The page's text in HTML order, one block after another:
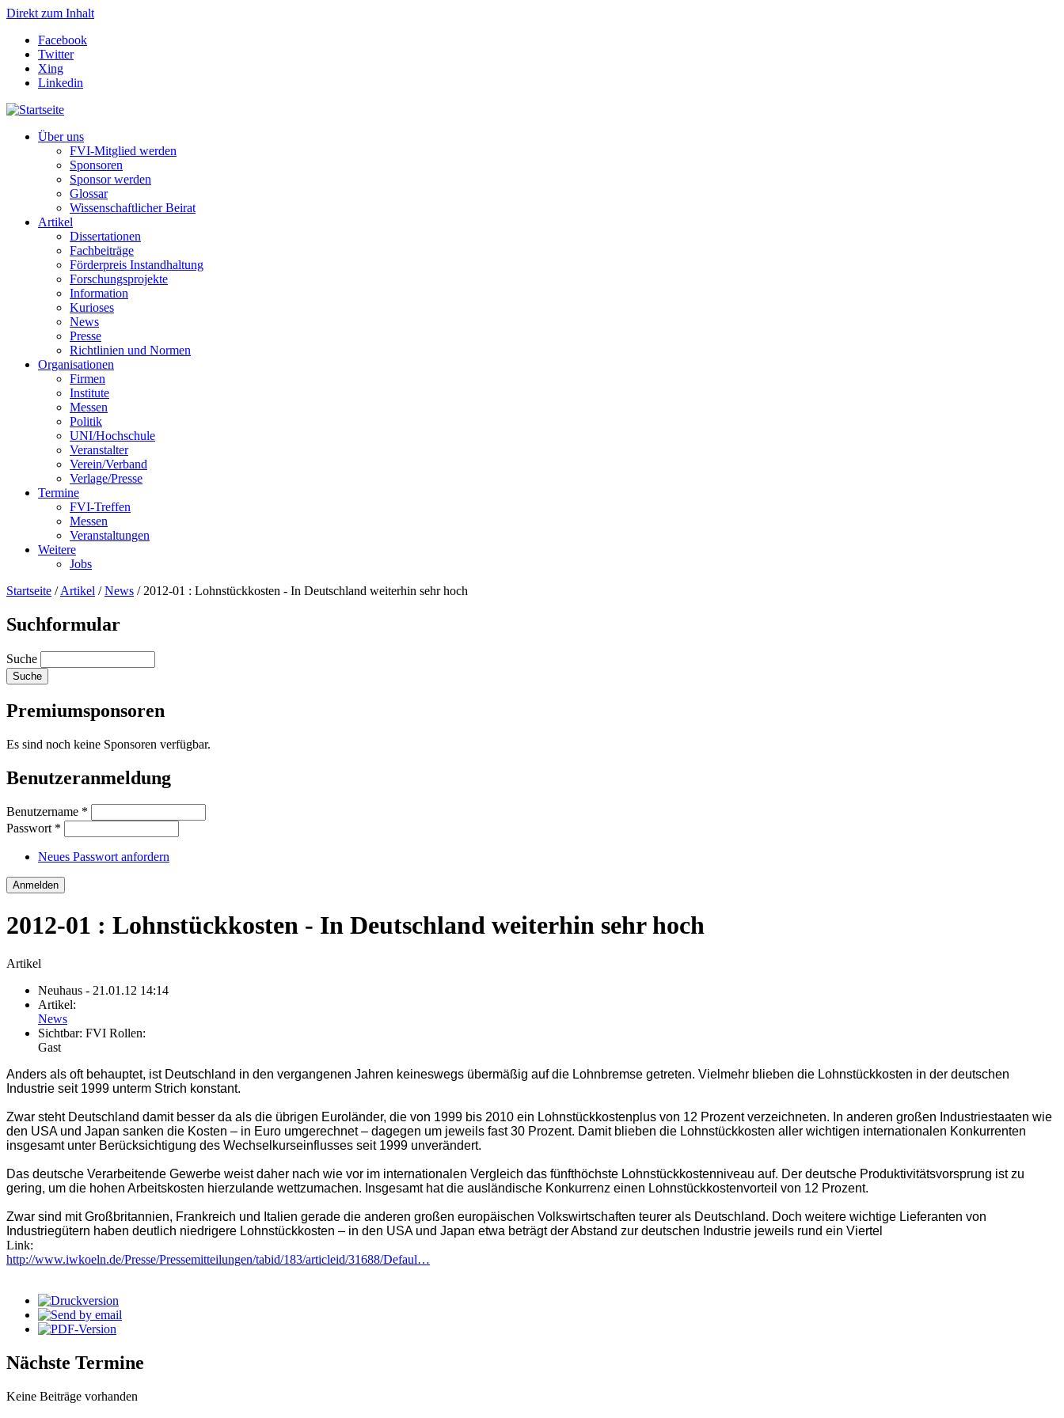
Direkt zum Inhalt
Facebook
Twitter
Xing
Linkedin
Über uns
FVI-Mitglied werden
Sponsoren
Sponsor werden
Glossar
Wissenschaftlicher Beirat
Artikel
Dissertationen
Fachbeiträge
Förderpreis Instandhaltung
Forschungsprojekte
Information
Kurioses
News
Presse
Richtlinien und Normen
Organisationen
Firmen
Institute
Messen
Politik
UNI/Hochschule
Veranstalter
Verein/Verband
Verlage/Presse
Termine
FVI-Treffen
Messen
Veranstaltungen
Weitere
Jobs
Startseite /Artikel /News / 2012-01 : Lohnstückkosten - In Deutschland weiterhin sehr hoch
Suchformular
Suche
Premiumsponsoren
Es sind noch keine Sponsoren verfügbar.
Benutzeranmeldung
Benutzername *
Passwort *
Neues Passwort anfordern
2012-01 : Lohnstückkosten - In Deutschland weiterhin sehr hoch
Artikel
Neuhaus - 21.01.12 14:14
Artikel:
News
Sichtbar: FVI Rollen:
Gast
Anders als oft behauptet, ist Deutschland in den vergangenen Jahren keineswegs übermäßig auf die Lohnbremse getreten. Vielmehr blieben die Lohnstückkosten in der deutschen
Industrie seit 1999 unterm Strich konstant.
Zwar steht Deutschland damit besser da als die übrigen Euroländer, die von 1999 bis 2010 ein Lohnstückkostenplus von 12 Prozent verzeichneten. In anderen großen Industriestaaten wie
den USA und Japan sanken die Kosten – in Euro umgerechnet – dagegen um jeweils fast 30 Prozent. Damit blieben die Lohnstückkosten aller wichtigen internationalen Konkurrenten
insgesamt unter Berücksichtigung des Wechselkurseinflusses seit 1999 unverändert.
Das deutsche Verarbeitende Gewerbe weist daher nach wie vor im internationalen Vergleich das fünfthöchste Lohnstückkostenniveau auf. Der deutsche Produktivitätsvorsprung ist zu
gering, um die hohen Arbeitskosten hierzulande wettzumachen. Insgesamt hat die ausländische Konkurrenz einen Lohnstückkostenvorteil von 12 Prozent.
Zwar sind mit Großbritannien, Frankreich und Italien gerade die anderen großen europäischen Volkswirtschaften teurer als Deutschland. Doch weitere wichtige Lieferanten von
Industriegütern haben deutlich niedrigere Lohnstückkosten – in den USA und Japan etwa beträgt der Abstand zur deutschen Industrie jeweils rund ein Viertel
Link:
http://www.iwkoeln.de/Presse/Pressemitteilungen/tabid/183/articleid/31688/Defaul…
Nächste Termine
Keine Beiträge vorhanden